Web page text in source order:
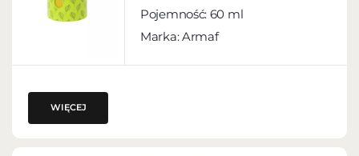
Pojemność: 60 ml
Marka: Armaf
WIĘCEJ